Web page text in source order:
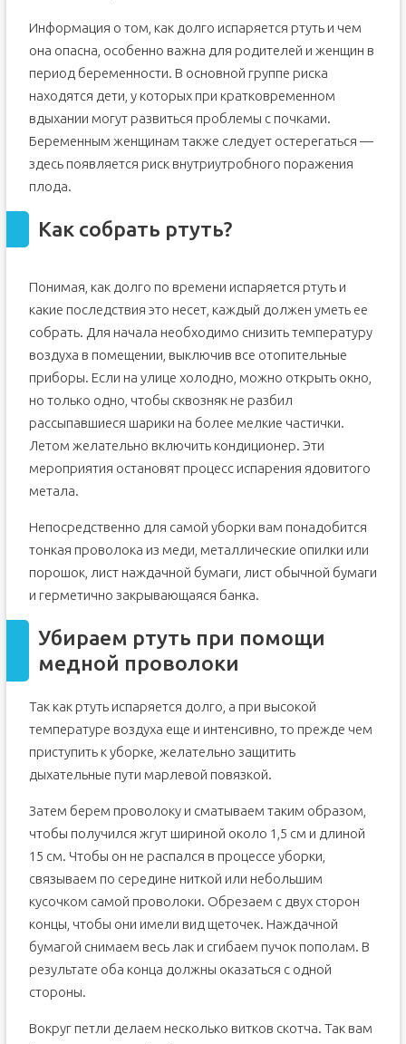
Информация о том, как долго испаряется ртуть и чем
она опасна, особенно важна для родителей и женщин в
период беременности. В основной группе риска
находятся дети, у которых при кратковременном
вдыхании могут развиться проблемы с почками.
Беременным женщинам также следует остерегаться —
здесь появляется риск внутриутробного поражения
плода.
Как собрать ртуть?
Понимая, как долго по времени испаряется ртуть и
какие последствия это несет, каждый должен уметь ее
собрать. Для начала необходимо снизить температуру
воздуха в помещении, выключив все отопительные
приборы. Если на улице холодно, можно открыть окно,
но только одно, чтобы сквозняк не разбил
рассыпавшиеся шарики на более мелкие частички.
Летом желательно включить кондиционер. Эти
мероприятия остановят процесс испарения ядовитого
метала.
Непосредственно для самой уборки вам понадобится
тонкая проволока из меди, металлические опилки или
порошок, лист наждачной бумаги, лист обычной бумаги
и герметично закрывающаяся банка.
Убираем ртуть при помощи
медной проволоки
Так как ртуть испаряется долго, а при высокой
температуре воздуха еще и интенсивно, то прежде чем
приступить к уборке, желательно защитить
дыхательные пути марлевой повязкой.
Затем берем проволоку и сматываем таким образом,
чтобы получился жгут шириной около 1,5 см и длиной
15 см. Чтобы он не распался в процессе уборки,
связываем по середине ниткой или небольшим
кусочком самой проволоки. Обрезаем с двух сторон
концы, чтобы они имели вид щеточек. Наждачной
бумагой снимаем весь лак и сгибаем пучок пополам. В
результате оба конца должны оказаться с одной
стороны.
Вокруг петли делаем несколько витков скотча. Так вам